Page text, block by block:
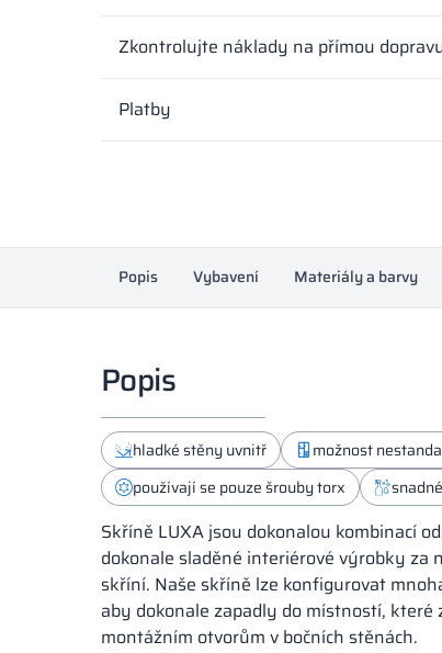
Zkontrolujte náklady na přímou
Platby
Popis Vybavení Materiály a barvy
Popis
hladké stěny uvnitř možnost
používají se pouze šrouby torx
Skříně LUXA jsou dokonalou kombinací
dokonale sladěné interiérové výrobky za
skříní. Naše skříně lze konfigurovat
aby dokonale zapadly do místností,
montážním otvorům v bočních stěnách.